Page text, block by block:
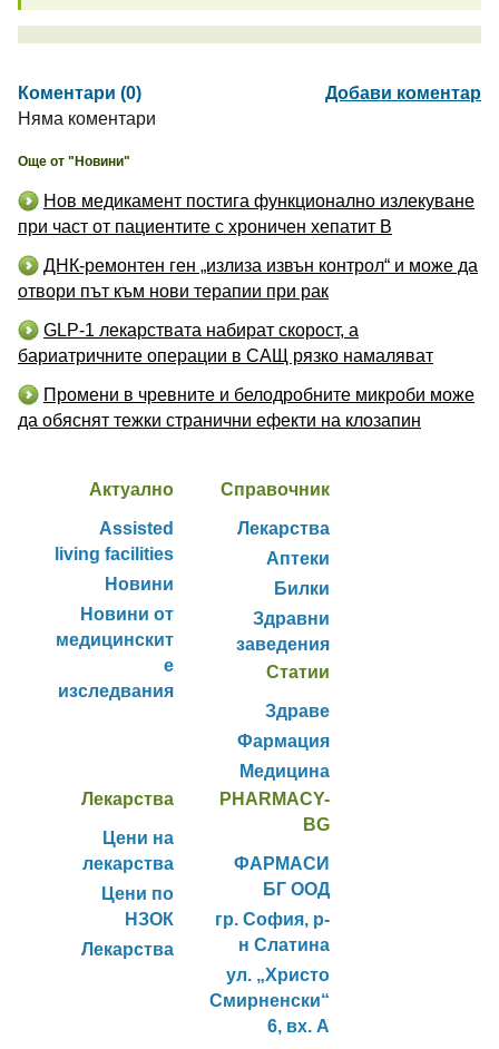
Коментари (0)
Добави коментар
Няма коментари
Още от "Новини"
Нов медикамент постига функционално излекуване
при част от пациентите с хроничен хепатит B
ДНК-ремонтен ген „излиза извън контрол“ и може да
отвори път към нови терапии при рак
GLP-1 лекарствата набират скорост, а
бариатричните операции в САЩ рязко намаляват
Промени в чревните и белодробните микроби може
да обяснят тежки странични ефекти на клозапин
Актуално
Assisted
living facilities
Новини
Новини от
медицинскит
е
изследвания
Справочник
Лекарства
Аптеки
Билки
Здравни
заведения
Статии
Здраве
Фармация
Медицина
Лекарства
Цени на
лекарства
Цени по
НЗОК
Лекарства
PHARMACY-
BG
ФАРМАСИ
БГ ООД
гр. София, р-
н Слатина
ул. „Христо
Смирненски“
6, вх. А